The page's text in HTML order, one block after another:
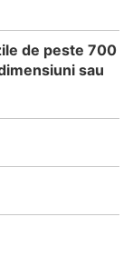
de peste 700
sau